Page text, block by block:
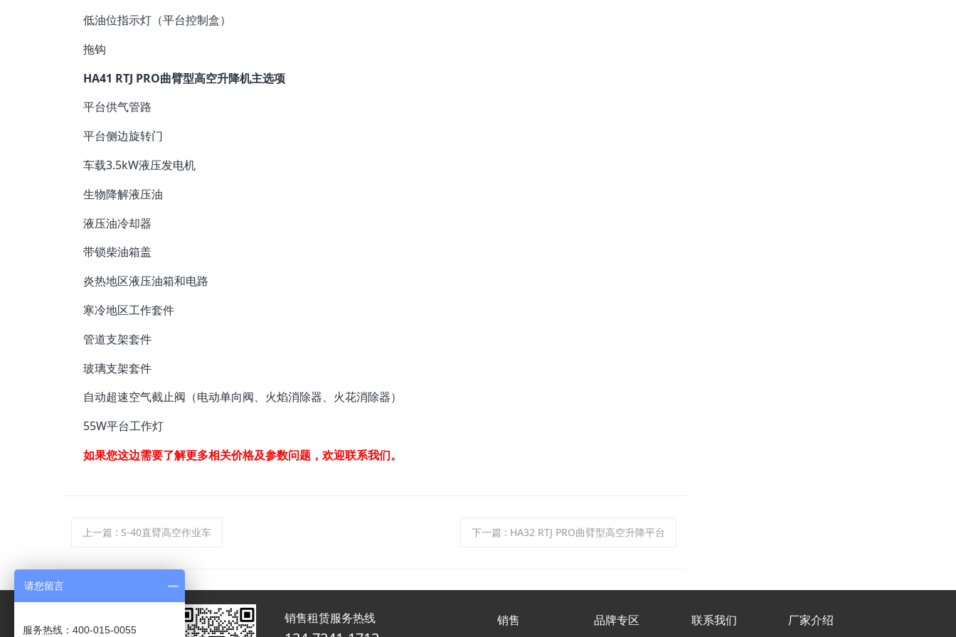
低油位指示灯（平台控制盒）
拖钩
HA41 RTJ PRO曲臂型高空升降机主选项
平台供气管路
平台侧边旋转门
车载3.5kW液压发电机
生物降解液压油
液压油冷却器
带锁柴油箱盖
炎热地区液压油箱和电路
寒冷地区工作套件
管道支架套件
玻璃支架套件
自动超速空气截止阀（电动单向阀、火焰消除器、火花消除器）
55W平台工作灯
如果您这边需要了解更多相关价格及参数问题，欢迎联系我们。
上一篇 : S-40直臂高空作业车 下一篇 : HA32 RTJ PRO曲臂型高空升降平台
销售租赁服务热线 销售 品牌专区 联系我们 厂家介绍
请您留言
服务热线：400-015-0055